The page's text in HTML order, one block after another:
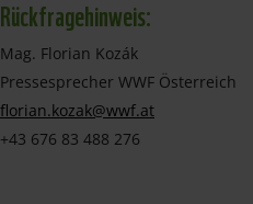
Rückfragehinweis:
Mag. Florian Kozák
Pressesprecher WWF Österreich
florian.kozak@wwf.at
+43 676 83 488 276